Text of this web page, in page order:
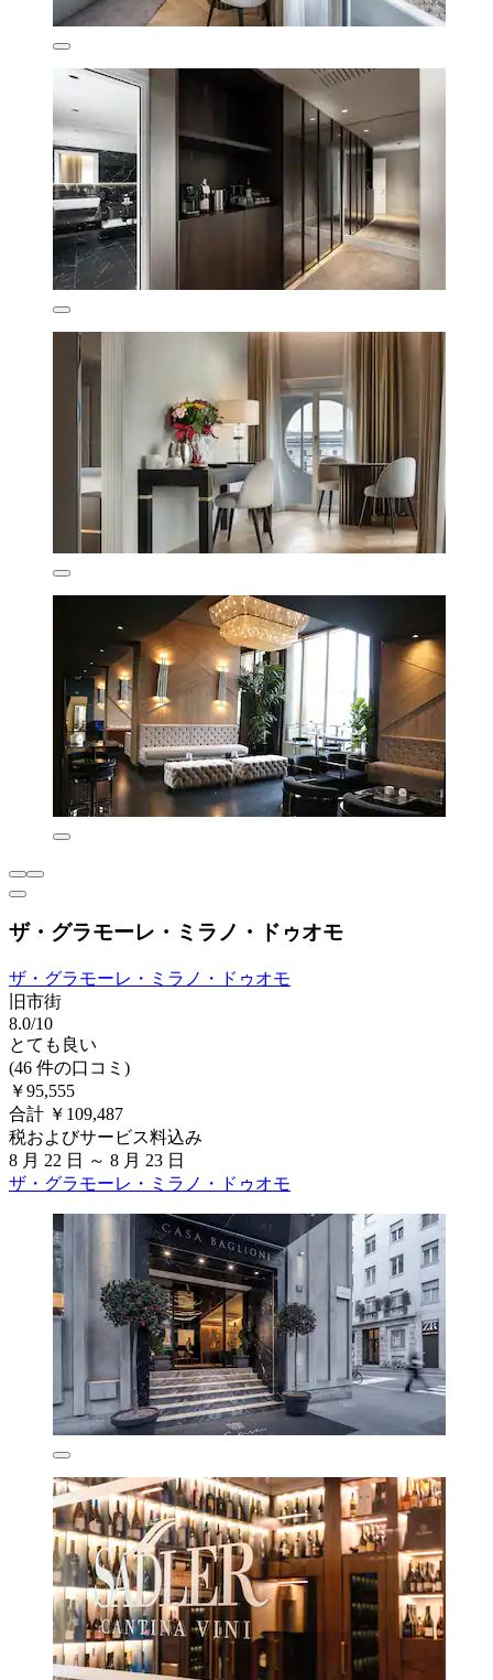
ザ・グラモーレ・ミラノ・ドゥオモ
ザ・グラモーレ・ミラノ・ドゥオモ
旧市街
8.0/10
とても良い
(46 件の口コミ)
￥95,555
合計 ￥109,487
税およびサービス料込み
8 月 22 日 ～ 8 月 23 日
ザ・グラモーレ・ミラノ・ドゥオモ